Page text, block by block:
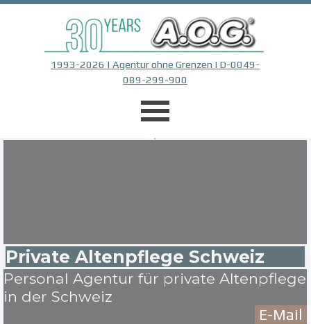
Direkt zum Seiteninhalt
1993-2026 | Agentur ohne Grenzen | D-0049-
089-299-900
Private Altenpflege Schweiz
Personal Agentur für private Altenpflege
in der Schweiz
E-Mail